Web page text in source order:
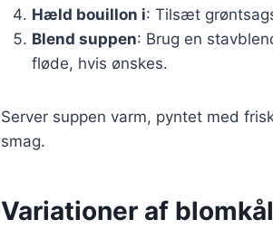
Hæld bouillon i: Tilsæt
Blend suppen: Brug en
fløde, hvis ønskes.
Server suppen varm, pyntet med
smag.
Variationer af